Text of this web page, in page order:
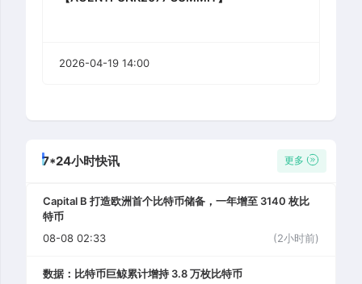
2026-04-19 14:00
7*24小时快讯 更多
Capital B 打造欧洲首个比特币储备，一年增至 3140 枚比
特币
08-08 02:33
(2小时前)
数据：比特币巨鲸累计增持 3.8 万枚比特币